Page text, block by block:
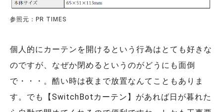
参照元：PR TIMES
個人的にカーテンを開けるという行為はとても好きな
のですが、なぜか閉めるというのがどうにも面倒
で・・・。酷い時は夜まで放置なんてこともありま
す。でも【SwitchBotカーテン】があれば日が暮れた